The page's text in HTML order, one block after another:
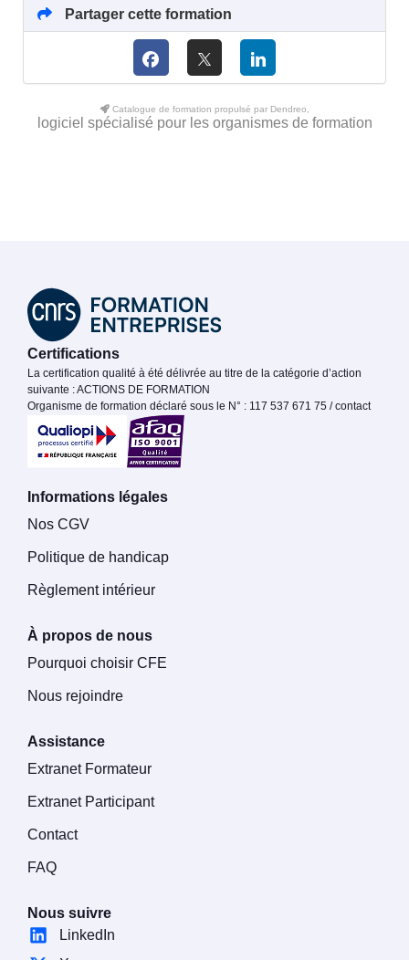
Partager cette formation
Catalogue de formation propulsé par Dendreo,
logiciel spécialisé pour les organismes de formation
Certifications
La certification qualité à été délivrée au titre de la catégorie d’action
suivante : ACTIONS DE FORMATION
Organisme de formation déclaré sous le N° : 117 537 671 75 / contact
Informations légales
Nos CGV
Politique de handicap
Règlement intérieur
À propos de nous
Pourquoi choisir CFE
Nous rejoindre
Assistance
Extranet Formateur
Extranet Participant
Contact
FAQ
Nous suivre
LinkedIn